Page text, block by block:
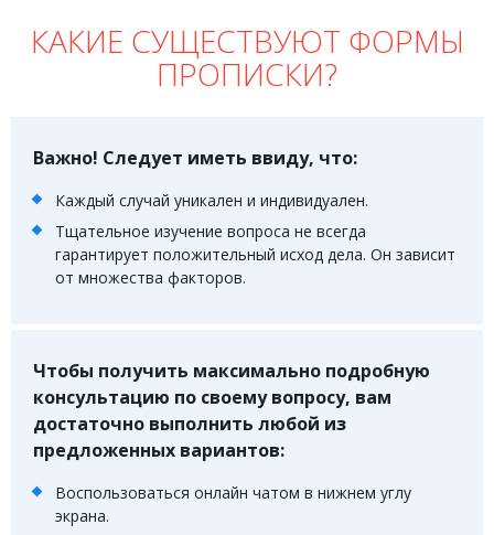
КАКИЕ СУЩЕСТВУЮТ ФОРМЫ
ПРОПИСКИ?
Важно! Следует иметь ввиду, что:
Каждый случай уникален и индивидуален.
Тщательное изучение вопроса не всегда
гарантирует положительный исход дела. Он зависит
от множества факторов.
Чтобы получить максимально подробную
консультацию по своему вопросу, вам
достаточно выполнить любой из
предложенных вариантов:
Воспользоваться онлайн чатом в нижнем углу
экрана.
Трудовое право
Уголовное право
Юридические новости
ДОКУМЕНТЫ
ВИДЕО
ЮРИДИЧЕСКИЙ ФОРУМ
+7 (800) 511-86-74